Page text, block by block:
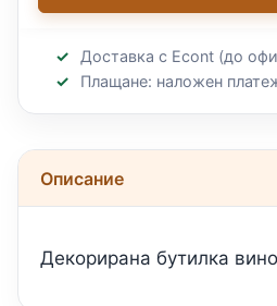
Доставка с Econt (до
Плащане: наложен
Описание
Декорирана бутилка